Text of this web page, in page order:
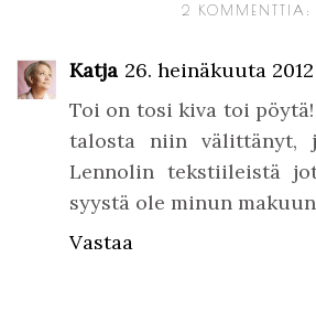
2 KOMMENTTIA:
Katja 26. heinäkuuta
Toi on tosi kiva toi
talosta niin välittänyt,
Lennolin tekstiileistä
syystä ole minun
Vastaa